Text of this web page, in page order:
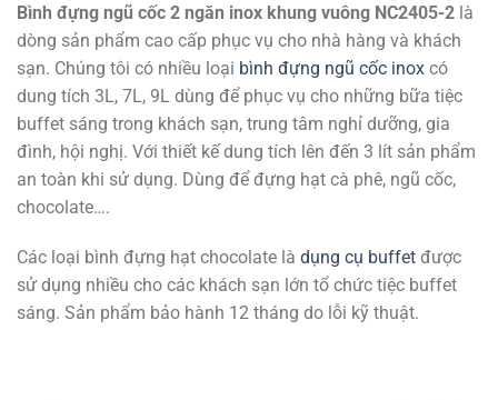
Bình đựng ngũ cốc 2 ngăn inox khung vuông NC2405-2 là
dòng sản phẩm cao cấp phục vụ cho nhà hàng và khách
sạn. Chúng tôi có nhiều loại bình đựng ngũ cốc inox có
dung tích 3L, 7L, 9L dùng để phục vụ cho những bữa tiệc
buffet sáng trong khách sạn, trung tâm nghỉ dưỡng, gia
đình, hội nghị. Với thiết kế dung tích lên đến 3 lít sản phẩm
an toàn khi sử dụng. Dùng để đựng hạt cà phê, ngũ cốc,
chocolate….
Các loại bình đựng hạt chocolate là dụng cụ buffet được
sử dụng nhiều cho các khách sạn lớn tổ chức tiệc buffet
sáng. Sản phẩm bảo hành 12 tháng do lỗi kỹ thuật.